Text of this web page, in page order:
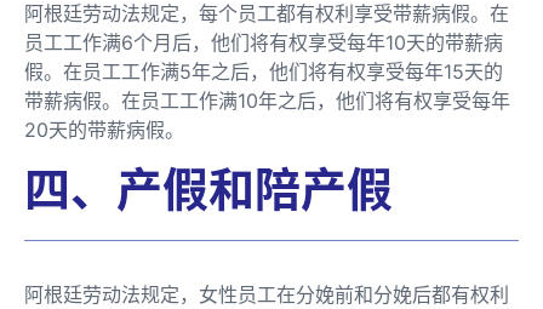
阿根廷劳动法规定，每个员工都有权利享受带薪病假。在
员工工作满6个月后，他们将有权享受每年10天的带薪病
假。在员工工作满5年之后，他们将有权享受每年15天的
带薪病假。在员工工作满10年之后，他们将有权享受每年
20天的带薪病假。
四、产假和陪产假
阿根廷劳动法规定，女性员工在分娩前和分娩后都有权利